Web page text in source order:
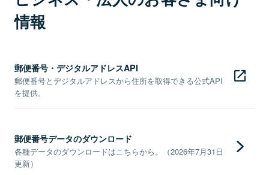
情報
郵便番号・デジタルアドレスAPI
郵便番号とデジタルアドレスから住所を取得できる公式API
を提供。
郵便番号データのダウンロード
各種データのダウンロードはこちらから。（2026年7月31日
更新）